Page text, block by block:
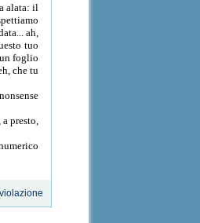
alata: il
ah,
tuo
foglio
che tu
presto,